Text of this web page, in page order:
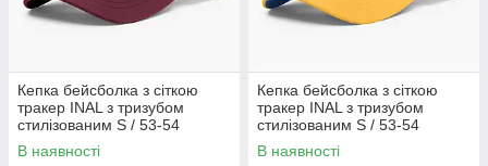
Кепка бейсболка з сіткою
тракер INAL з тризубом
стилізованим S / 53-54
Бордовий 84653
В наявності
Кепка бейсболка з сіткою
тракер INAL з тризубом
стилізованим S / 53-54
Жовтий/ Синій 282553
В наявності